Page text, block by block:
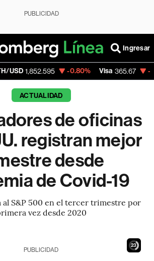
PUBLICIDAD
Ingresar
-0.80% Visa 365.67 -0.13%
ACTUALIDAD
de oficinas
registran mejor
desde
de Covid-19
al S&P 500 en el tercer trimestre por
vez desde 2020
22
PUBLICIDAD